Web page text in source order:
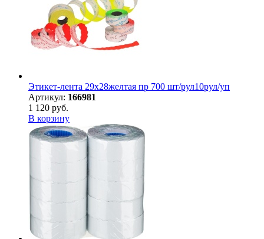
Этикет-лента 29х28желтая пр 700 шт/рул10рул/уп
Артикул: 166981
1 120 руб.
В корзину